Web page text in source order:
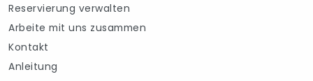
Reservierung verwalten
Arbeite mit uns zusammen
Kontakt
Anleitung